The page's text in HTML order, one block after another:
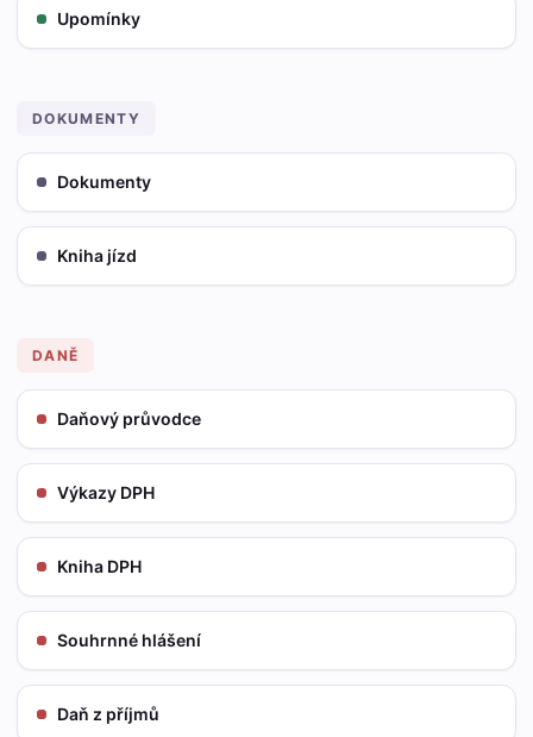
Upomínky
DOKUMENTY
Dokumenty
Kniha jízd
DANĚ
Daňový průvodce
Výkazy DPH
Kniha DPH
Souhrnné hlášení
Daň z příjmů